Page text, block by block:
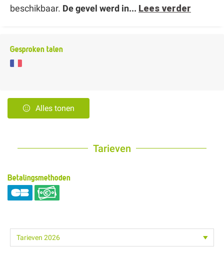
beschikbaar. De gevel werd in... Lees verder
Gesproken talen
Alles tonen
Tarieven
Betalingsmethoden